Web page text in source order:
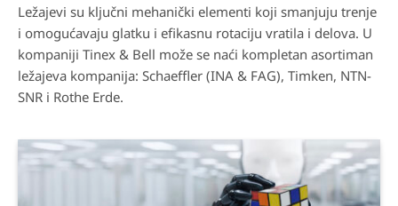
Ležajevi su ključni mehanički elementi koji smanjuju trenje
i omogućavaju glatku i efikasnu rotaciju vratila i delova. U
kompaniji Tinex & Bell može se naći kompletan asortiman
ležajeva kompanija: Schaeffler (INA & FAG), Timken, NTN-
SNR i Rothe Erde.